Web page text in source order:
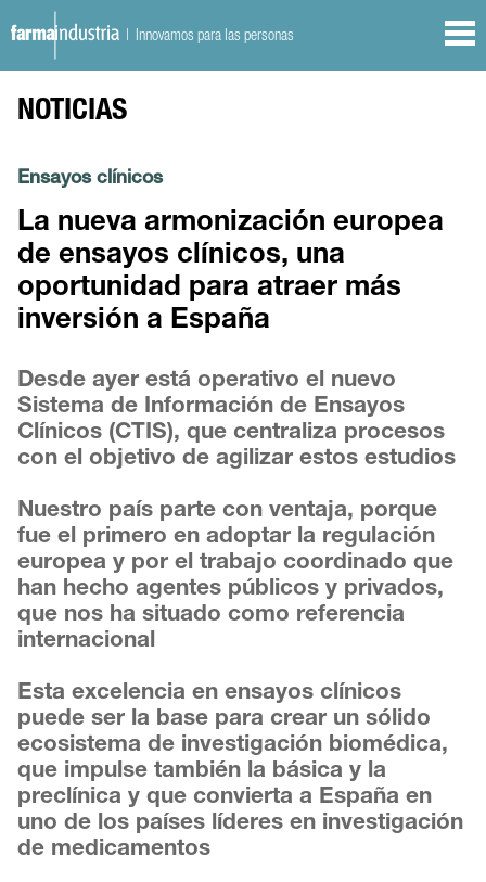
| Innovamos para las personas
NOTICIAS
Ensayos clínicos
La nueva armonización europea
de ensayos clínicos, una
oportunidad para atraer más
inversión a España
Desde ayer está operativo el nuevo
Sistema de Información de Ensayos
Clínicos (CTIS), que centraliza procesos
con el objetivo de agilizar estos estudios
Nuestro país parte con ventaja, porque
fue el primero en adoptar la regulación
europea y por el trabajo coordinado que
han hecho agentes públicos y privados,
que nos ha situado como referencia
internacional
Esta excelencia en ensayos clínicos
puede ser la base para crear un sólido
ecosistema de investigación biomédica,
que impulse también la básica y la
preclínica y que convierta a España en
uno de los países líderes en investigación
de medicamentos